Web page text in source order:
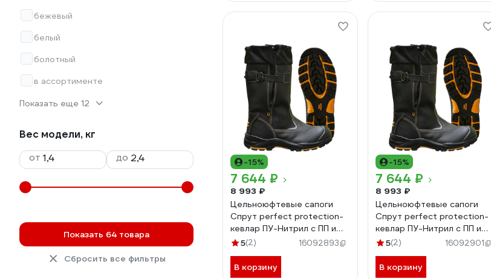
бежевый
белый
болотный
в ассортименте
Показать еще 12
Вес модели, кг
от
до
Показать 64 товара
Сбросить все фильтры
-15%
7 644 ₽
8 993 ₽
Цельноюфтевые сапоги
Спрут perfect protection-
кевлар ПУ-Нитрил с ПП и
АС на натуральном меху р.
5(2) 16092893
В корзину
-15%
7 644 ₽
8 993 ₽
Цельноюфтевые сапоги
Спрут perfect protection-
кевлар ПУ-Нитрил с ПП и
АС на натуральном меху р.
5(2) 16092901
В корзину